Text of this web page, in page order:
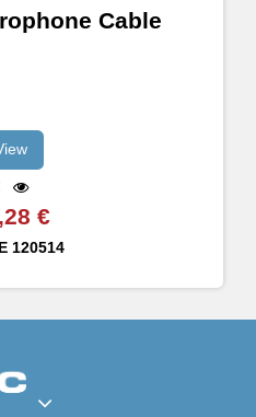
Cable
€
120514